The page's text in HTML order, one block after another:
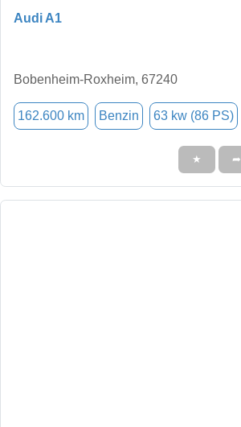
Audi A1
Bobenheim-Roxheim, 67240
162.600 km Benzin 63 kw (86 PS)
★ ➦